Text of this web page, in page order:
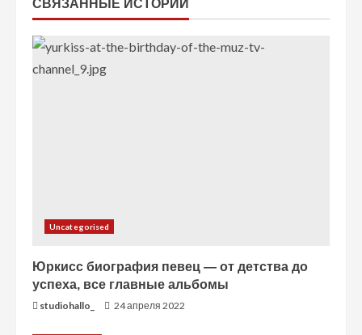
т
е
СВЯЗАННЫЕ ИСТОРИИ
Uncategorised
Юркисс биография певец — от детства до
успеха, все главные альбомы
studiohallo_ 24 апреля 2022